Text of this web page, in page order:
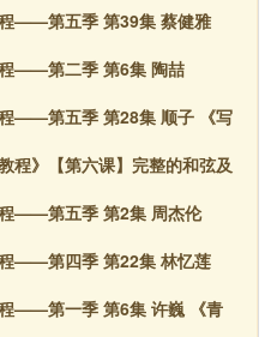
——第五季 第39集 蔡健雅
——第二季 第6集 陶喆
——第五季 第28集 顺子 《写
程》【第六课】完整的和弦及
——第五季 第2集 周杰伦
——第四季 第22集 林忆莲
——第一季 第6集 许巍 《青